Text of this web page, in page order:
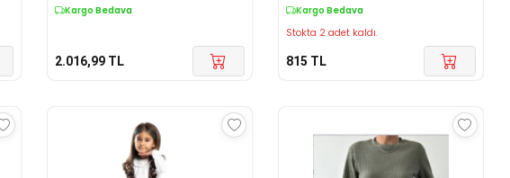
Kargo Bedava
2.016,99 TL
Kargo Bedava
Stokta 2 adet kaldı.
815 TL